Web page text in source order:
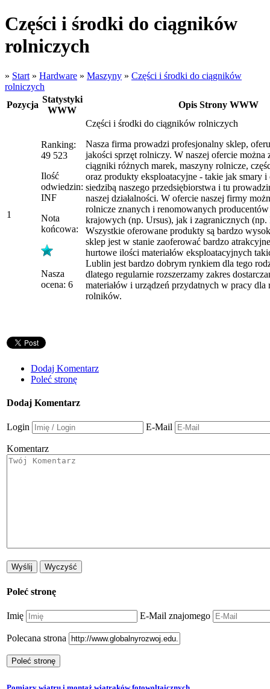
Części i środki do ciągników
rolniczych
» Start » Hardware » Maszyny » Części i środki do ciągników
rolniczych
Pozycja
Statystyki
WWW
Opis Strony WWW
1
Ranking:
49 523
Ilość
odwiedzin:
INF
Nota
końcowa:
Nasza
ocena: 6
Części i środki do ciągników rolniczych
Nasza firma prowadzi profesjonalny sklep,
jakości sprzęt rolniczy. W naszej ofercie można
ciągniki różnych marek, maszyny rolnicze,
oraz produkty eksploatacyjne - takie jak smary
siedzibą naszego przedsiębiorstwa i tu
naszej działalności. W ofercie naszej firmy
rolnicze znanych i renomowanych
krajowych (np. Ursus), jak i zagranicznych (np.
Wszystkie oferowane produkty są bardzo
sklep jest w stanie zaoferować bardzo
hurtowe ilości materiałów eksploatacyjnych
Lublin jest bardzo dobrym rynkiem dla tego
dlatego regularnie rozszerzamy zakres
materiałów i urządzeń przydatnych w pracy dla
rolników.
Dodaj Komentarz
Poleć stronę
Dodaj Komentarz
Login E-Mail
Komentarz
Poleć stronę
Imię E-Mail znajomego
Polecana strona